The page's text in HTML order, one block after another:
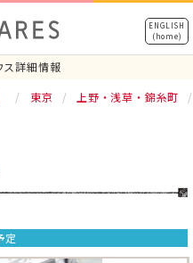
ENGLISH
(home)
ス詳細情報
東京 上野・浅草・錦糸町
定